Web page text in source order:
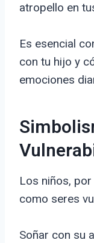
atropello en
Es esencial
con tu hijo y
emociones
Los niños,
como seres
Soñar con su